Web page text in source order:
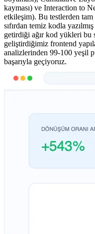
kayması) ve Interaction to
etkileşim). Bu testlerden
sıfırdan temiz kodla
getirdiği ağır kod yükleri bu
geliştirdiğimiz frontend
analizlerinden 99-100 yeşil
başarıyla geçiyoruz.